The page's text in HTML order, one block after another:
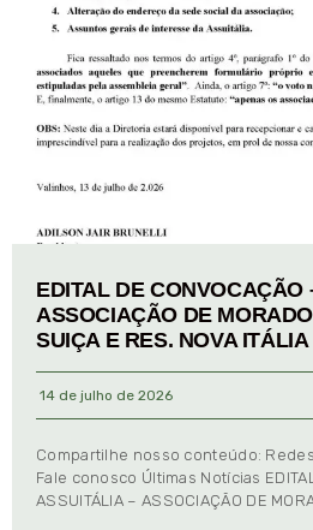
EDITAL DE CONVOCAÇÃO
ASSOCIAÇÃO DE
SUIÇA E RES. NOVA ITÁLIA
14 de julho de 2026
Compartilhe nosso conteúdo: Redes
Fale conosco Últimas Notícias
ASSUITÁLIA – ASSOCIAÇÃO DE